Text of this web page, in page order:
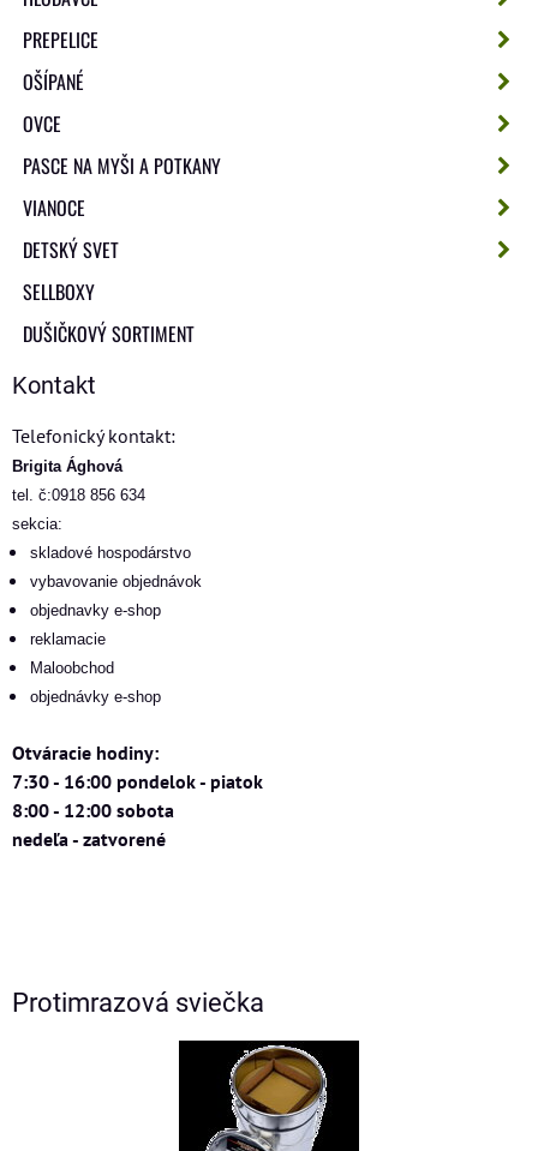
PREPELICE
OŠÍPANÉ
OVCE
PASCE NA MYŠI A POTKANY
VIANOCE
DETSKÝ SVET
SELLBOXY
DUŠIČKOVÝ SORTIMENT
Kontakt
Telefonický kontakt:
Brigita Ághová
tel. č:0918 856 634
sekcia:
skladové hospodárstvo
vybavovanie objednávok
objednavky e-shop
reklamacie
Maloobchod
objednávky e-shop
Otváracie hodiny:
7:30 - 16:00 pondelok - piatok
8:00 - 12:00 sobota
nedeľa - zatvorené
Protimrazová sviečka